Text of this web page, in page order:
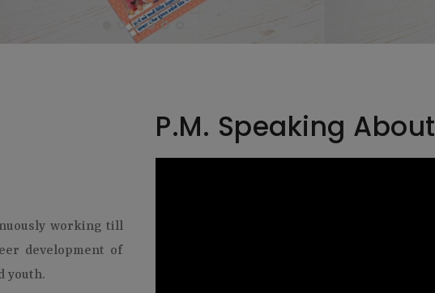
working till
development of
youth.
P.M. Speaking